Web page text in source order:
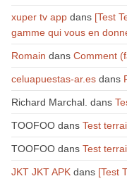
xuper tv appdans [Test
gamme qui vous en
Romain dans Comment
celuapuestas-ar.esdans
Richard Marchal. dans
TOOFOOdans Test
TOOFOOdans Test
JKT JKT APKdans [Test